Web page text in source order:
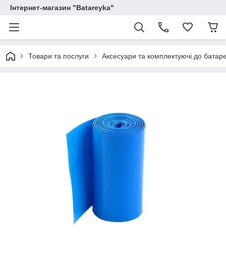
Інтернет-магазин "Batareyka"
Товари та послуги Аксесуари та комплектуючі до